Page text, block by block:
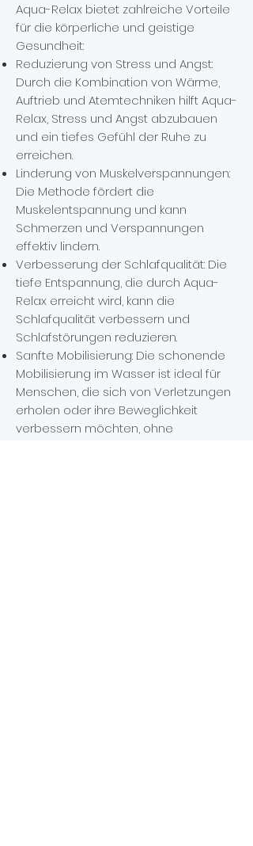
Aqua-Relax bietet zahlreiche Vorteile
für die körperliche und geistige
Gesundheit:
Reduzierung von Stress und Angst:
Durch die Kombination von Wärme,
Auftrieb und Atemtechniken hilft Aqua-
Relax, Stress und Angst abzubauen
und ein tiefes Gefühl der Ruhe zu
erreichen.
Linderung von Muskelverspannungen:
Die Methode fördert die
Muskelentspannung und kann
Schmerzen und Verspannungen
effektiv lindern.
Verbesserung der Schlafqualität: Die
tiefe Entspannung, die durch Aqua-
Relax erreicht wird, kann die
Schlafqualität verbessern und
Schlafstörungen reduzieren.
Sanfte Mobilisierung: Die schonende
Mobilisierung im Wasser ist ideal für
Menschen, die sich von Verletzungen
erholen oder ihre Beweglichkeit
verbessern möchten, ohne